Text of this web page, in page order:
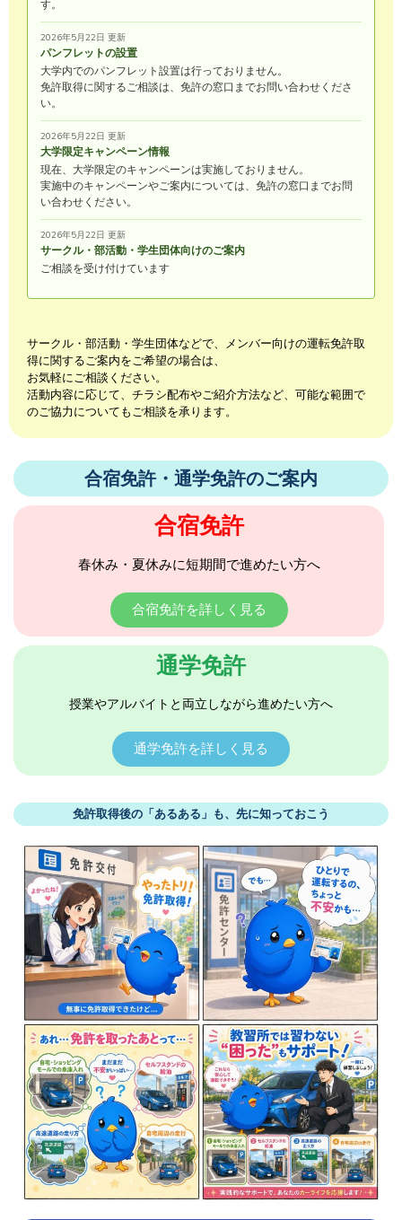
す。
2026年5月22日 更新
パンフレットの設置
大学内でのパンフレット設置は行っておりません。
免許取得に関するご相談は、免許の窓口までお問い合わせくださ
い。
2026年5月22日 更新
大学限定キャンペーン情報
現在、大学限定のキャンペーンは実施しておりません。
実施中のキャンペーンやご案内については、免許の窓口までお問
い合わせください。
2026年5月22日 更新
サークル・部活動・学生団体向けのご案内
ご相談を受け付けています
サークル・部活動・学生団体などで、メンバー向けの運転免許取
得に関するご案内をご希望の場合は、
お気軽にご相談ください。
活動内容に応じて、チラシ配布やご紹介方法など、可能な範囲で
のご協力についてもご相談を承ります。
合宿免許・通学免許のご案内
合宿免許
春休み・夏休みに短期間で進めたい方へ
合宿免許を詳しく見る
通学免許
授業やアルバイトと両立しながら進めたい方へ
通学免許を詳しく見る
免許取得後の「あるある」も、先に知っておこう